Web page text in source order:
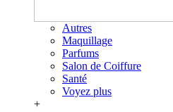
Autres
Maquillage
Parfums
Salon de Coiffure
Santé
Voyez plus
+